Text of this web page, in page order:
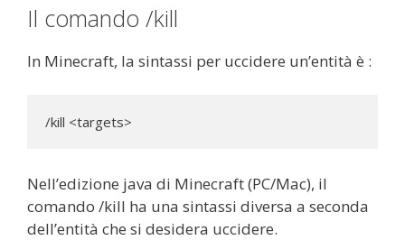
Il comando /kill
In Minecraft, la sintassi per uccidere un’entità è :
/kill <targets>
Nell’edizione java di Minecraft (PC/Mac), il
comando /kill ha una sintassi diversa a seconda
dell’entità che si desidera uccidere.